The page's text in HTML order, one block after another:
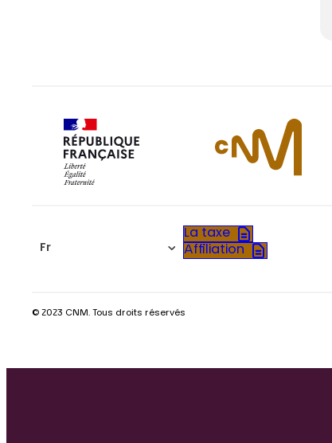
Fr
La taxe
Affiliation
© 2023 CNM. Tous droits réservés